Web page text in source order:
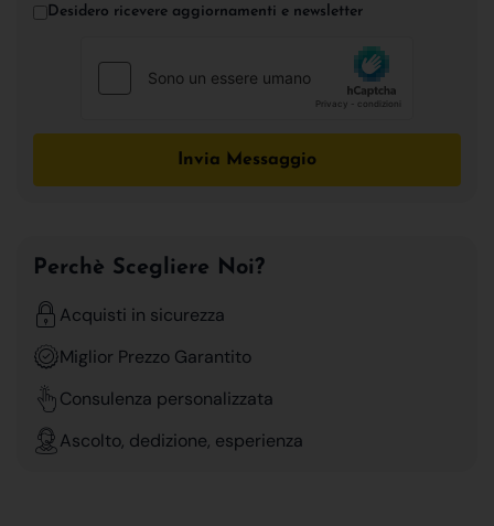
Desidero ricevere aggiornamenti e newsletter
Invia Messaggio
Perchè Scegliere Noi?
Acquisti in sicurezza
Miglior Prezzo Garantito
Consulenza personalizzata
Ascolto, dedizione, esperienza